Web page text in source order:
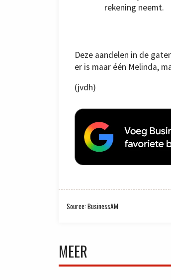
rekening neemt.
Deze aandelen in de
er is maar één Melinda,
(jvdh)
Source: BusinessAM
MEER